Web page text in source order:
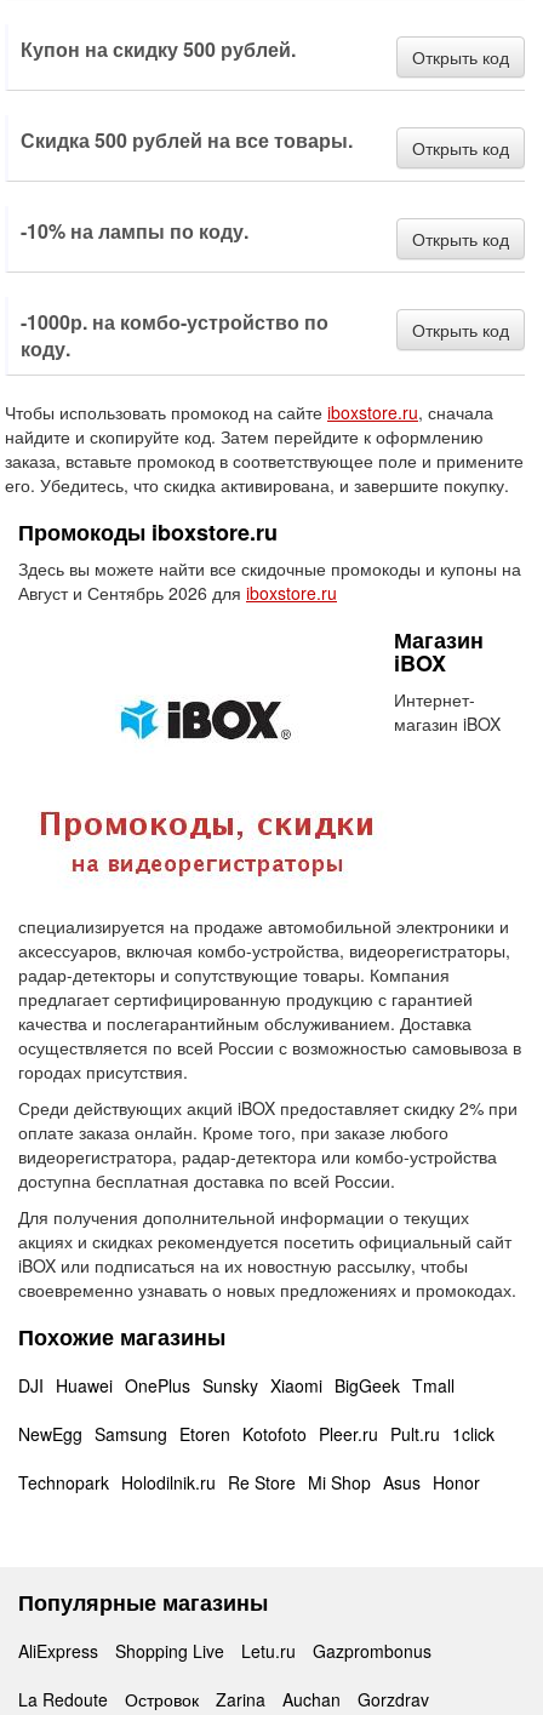
Купон на скидку 500 рублей. Открыть код
Скидка 500 рублей на все товары. Открыть код
-10% на лампы по коду. Открыть код
-1000р. на комбо-устройство по
коду.
Открыть код
Чтобы использовать промокод на сайте iboxstore.ru, сначала
найдите и скопируйте код. Затем перейдите к оформлению
заказа, вставьте промокод в соответствующее поле и примените
его. Убедитесь, что скидка активирована, и завершите покупку.
Промокоды iboxstore.ru
Здесь вы можете найти все скидочные промокоды и купоны на
Август и Сентябрь 2026 для iboxstore.ru
Магазин
iBOX
Интернет-
магазин iBOX
специализируется на продаже автомобильной электроники и
аксессуаров, включая комбо-устройства, видеорегистраторы,
радар-детекторы и сопутствующие товары. Компания
предлагает сертифицированную продукцию с гарантией
качества и послегарантийным обслуживанием. Доставка
осуществляется по всей России с возможностью самовывоза в
городах присутствия.
Среди действующих акций iBOX предоставляет скидку 2% при
оплате заказа онлайн. Кроме того, при заказе любого
видеорегистратора, радар-детектора или комбо-устройства
доступна бесплатная доставка по всей России.
Для получения дополнительной информации о текущих
акциях и скидках рекомендуется посетить официальный сайт
iBOX или подписаться на их новостную рассылку, чтобы
своевременно узнавать о новых предложениях и промокодах.
Похожие магазины
DJI Huawei OnePlus Sunsky Xiaomi BigGeek Tmall
NewEgg Samsung Etoren Kotofoto Pleer.ru Pult.ru 1click
Technopark Holodilnik.ru Re Store Mi Shop Asus Honor
Популярные магазины
AliExpress Shopping Live Letu.ru
Gazprombonus
La Redoute
Островок Zarina Auchan Gorzdrav